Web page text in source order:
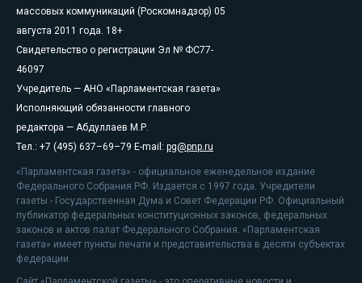
массовых коммуникаций (Роскомнадзор) 05
августа 2011 года. 18+
Свидетельство о регистрации Эл № ФС77-
46097
Учредитель — АНО «Парламентская газета»
Исполняющий обязанности главного
редактора — Абдуллаев М.Р.
Тел.: +7 (495) 637–69–79 E-mail: pg@pnp.ru
«Парламентская газета» - официальное еженедельное издание
Федерального Собрания РФ. Издается с 1997 года. Учредители
газеты - Государственная Дума и Совет Федерации РФ. Официальный
публикатор федеральных конституционных законов, федеральных
законов и актов палат Федерального Собрания. «Парламентская
газета» имеет пункты печати и представительства в десяти субъектах
федерации.